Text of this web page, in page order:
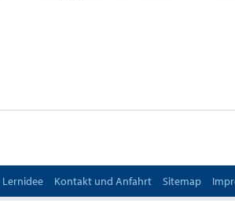
Lernidee Kontakt und Anfahrt Sitemap